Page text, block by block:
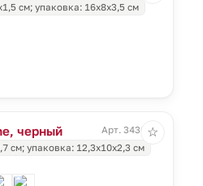
см; упаковка: 16х8х3,5 см
черный
Арт. 3436.30
см; упаковка: 12,3х10х2,3 см
☆